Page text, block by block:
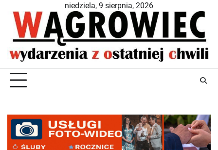
content
niedziela, 9 sierpnia, 2026